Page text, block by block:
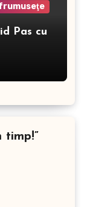
frumuseţe
Pas cu
timp!”